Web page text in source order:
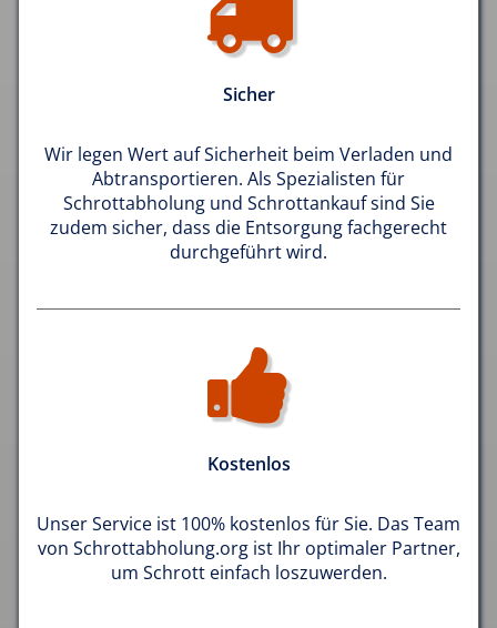
Sicher
Wir legen Wert auf Sicherheit beim Verladen und
Abtransportieren. Als Spezialisten für
Schrottabholung und Schrottankauf sind Sie
zudem sicher, dass die Entsorgung fachgerecht
durchgeführt wird.
Kostenlos
Unser Service ist 100% kostenlos für Sie. Das Team
von Schrottabholung.org ist Ihr optimaler Partner,
um Schrott einfach loszuwerden.